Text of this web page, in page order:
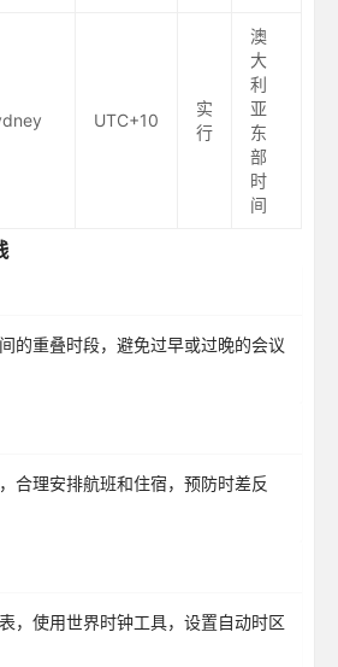
UTC+10
实
行
澳
大
利
亚
东
部
时
间
的重叠时段，避免过早或过晚的会议
合理安排航班和住宿，预防时差反
，使用世界时钟工具，设置自动时区